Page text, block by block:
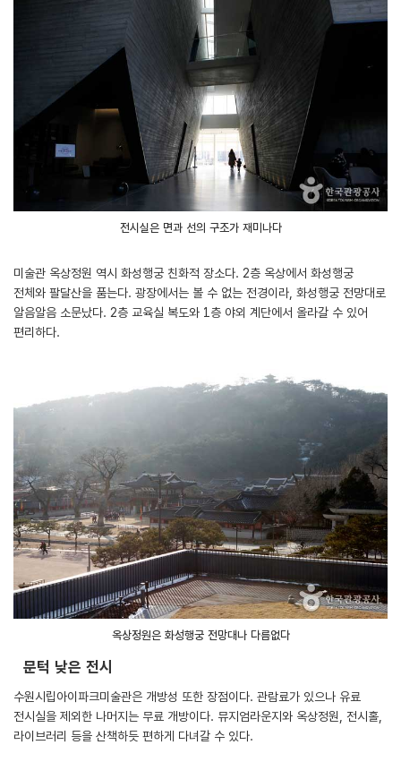
전시실은 면과 선의 구조가 재미나다
미술관 옥상정원 역시 화성행궁 친화적 장소다. 2층 옥상에서 화성행궁
전체와 팔달산을 품는다. 광장에서는 볼 수 없는 전경이라, 화성행궁 전망대로
알음알음 소문났다. 2층 교육실 복도와 1층 야외 계단에서 올라갈 수 있어
편리하다.
옥상정원은 화성행궁 전망대나 다름없다
문턱 낮은 전시
수원시립아이파크미술관은 개방성 또한 장점이다. 관람료가 있으나 유료
전시실을 제외한 나머지는 무료 개방이다. 뮤지엄라운지와 옥상정원, 전시홀,
라이브러리 등을 산책하듯 편하게 다녀갈 수 있다.